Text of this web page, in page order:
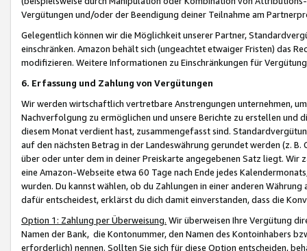
Vergütungen und/oder der Beendigung deiner Teilnahme am
Gelegentlich können wir die Möglichkeit unserer Partner,
einschränken. Amazon behält sich (ungeachtet etwaiger Fristen) das
modifizieren. Weitere Informationen zu Einschränkungen für
6. Erfassung und Zahlung von Vergütungen
Wir werden wirtschaftlich vertretbare Anstrengungen unternehmen,
Nachverfolgung zu ermöglichen und unsere Berichte zu erstellen und
diesem Monat verdient hast, zusammengefasst sind.
auf den nächsten Betrag in der Landeswährung gerundet werden (z.
über oder unter dem in deiner Preiskarte angegebenen Satz liegt.
eine Amazon-Webseite etwa 60 Tage nach Ende jedes
wurden. Du kannst wählen, ob du Zahlungen in einer anderen
dafür entscheidest, erklärst du dich damit einverstanden, dass die
Option 1: Zahlung per Überweisung. Wir überweisen Ihre Vergütung
Namen der Bank, die Kontonummer, den Namen des Kontoinhabers
erforderlich) nennen. Sollten Sie sich für diese Option entscheiden,